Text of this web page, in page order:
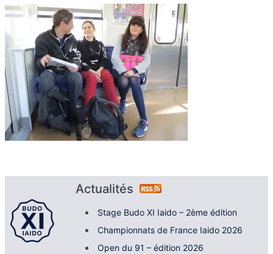
Actualités
Stage Budo XI Iaido – 2ème édition
Championnats de France Iaido 2026
Open du 91 – édition 2026